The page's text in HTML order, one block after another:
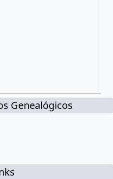
Genealógicos